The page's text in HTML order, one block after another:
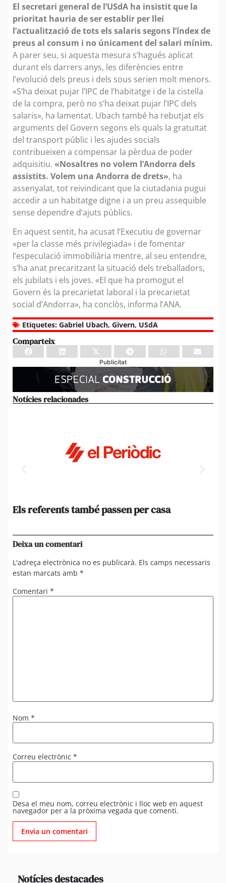
El secretari general de l’USdA ha insistit que la
prioritat hauria de ser establir per llei
l’actualització de tots els salaris segons l’índex de
preus al consum i no únicament del salari mínim.
A parer seu, si aquesta mesura s’hagués aplicat
durant els darrers anys, les diferències entre
l’evolució dels preus i dels sous serien molt menors.
«S’ha deixat pujar l’IPC de l’habitatge i de la cistella
de la compra, però no s’ha deixat pujar l’IPC dels
salaris», ha lamentat. Ubach també ha rebutjat els
arguments del Govern segons els quals la gratuïtat
del transport públic i les ajudes socials
contribueixen a compensar la pèrdua de poder
adquisitiu. «Nosaltres no volem l’Andorra dels
assistits. Volem una Andorra de drets», ha
assenyalat, tot reivindicant que la ciutadania pugui
accedir a un habitatge digne i a un preu assequible
sense dependre d’ajuts públics.
En aquest sentit, ha acusat l’Executiu de governar
«per la classe més privilegiada» i de fomentar
l’especulació immobiliària mentre, al seu entendre,
s’ha anat precaritzant la situació dels treballadors,
els jubilats i els joves. «El que ha promogut el
Govern és la precarietat laboral i la precarietat
social d’Andorra», ha conclòs, informa l’ANA.
Etiquetes: Gabriel Ubach, Givern, USdA
Comparteix
Publicitat
Notícies relacionades
Els referents també passen per casa
Deixa un comentari
L'adreça electrònica no es publicarà. Els camps necessaris
estan marcats amb *
Comentari *
Nom *
Correu electrònic *
Desa el meu nom, correu electrònic i lloc web en aquest
navegador per a la pròxima vegada que comenti.
Notícies destacades